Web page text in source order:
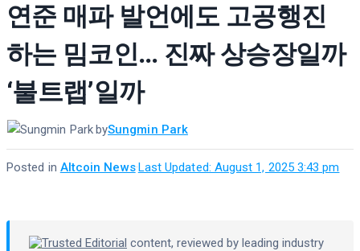
연준 매파 발언에도 고공행진
하는 밈코인… 진짜 상승장일까
‘불트랩’일까
bySungmin Park
Last Updated: August 1, 2025 3:43 pm
·
Posted in Altcoin News
Trusted Editorial content, reviewed by leading industry